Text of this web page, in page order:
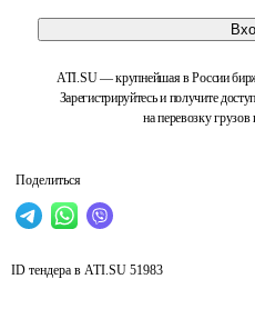
ATI.SU — крупнейшая в России
Зарегистрируйтесь и получите
на перевозку грузов
Поделиться
ID тендера в ATI.SU 51983